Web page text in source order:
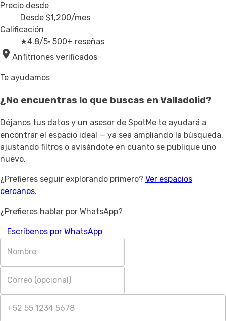
Precio desde
Desde $1,200/mes
Calificación
★4.8/5· 500+ reseñas
Anfitriones verificados
Te ayudamos
¿No encuentras lo que buscas en Valladolid?
Déjanos tus datos y un asesor de SpotMe te ayudará a
encontrar el espacio ideal — ya sea ampliando la búsqueda,
ajustando filtros o avisándote en cuanto se publique uno
nuevo.
¿Prefieres seguir explorando primero? Ver espacios
cercanos.
¿Prefieres hablar por WhatsApp?
Escríbenos por WhatsApp